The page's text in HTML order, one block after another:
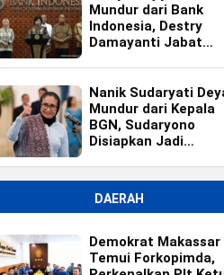
Mundur dari Bank
Indonesia, Destry
Damayanti Jabat
Nanik Sudaryati
Mundur dari Kepala
BGN, Sudaryono
Disiapkan Jadi
DAERAH
Demokrat Makassar
Temui Forkopimda,